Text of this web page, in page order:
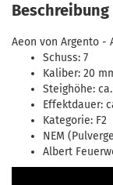
Beschreibung
Aeon von Argento -
Schuss: 7
Kaliber: 20
Steighöhe:
Effektdauer:
Kategorie: F2
NEM
Albert